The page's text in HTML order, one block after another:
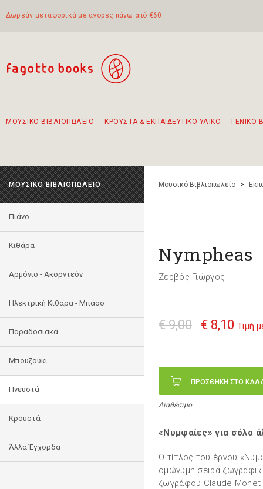
Δωρεάν μεταφορικά με αγορές πάνω από €60
ΜΟΥΣΙΚΟ ΒΙΒΛΙΟΠΩΛΕΙΟ ΚΡΟΥΣΤΑ & ΕΚΠΑΙΔΕΥΤΙΚΟ ΥΛΙΚΟ ΓΕΝΙΚΟ
ΜΟΥΣΙΚΟ ΒΙΒΛΙΟΠΩΛΕΙΟ
Πιάνο
Κιθάρα
Αρμόνιο - Ακορντεόν
Ηλεκτρική Κιθάρα - Μπάσο
Παραδοσιακά
Μπουζούκι
Πνευστά
Κρουστά
Άλλα Έγχορδα
Μουσικό Βιβλιοπωλείο >
Nympheas
Ζερβός Γιώργος
€ 9,00 € 8,10 Τιμή
ΠΡΟΣΘΗΚΗ ΣΤΟ
Διαθέσιμο
«Νυμφαίες» για σόλο
Ο τίτλος του έργου
ομώνυμη σειρά
ζωγράφου Claude Monet